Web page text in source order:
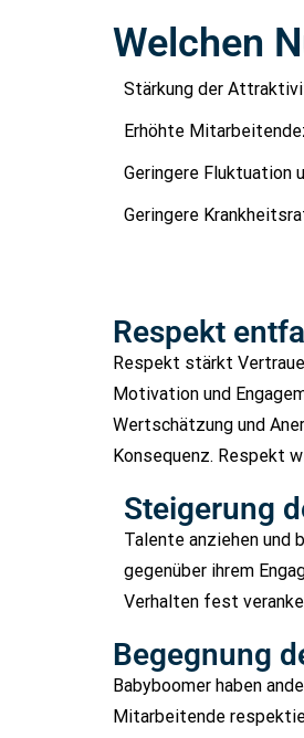
Welchen
Stärkung der
Erhöhte
Geringere Fluktuation
Geringere
Respekt
Respekt stärkt
Motivation und
Wertschätzung und
Konsequenz. Respekt
Steigerung
Talente anziehen und
gegenüber ihrem
Verhalten fest
Begegnung
Babyboomer haben
Mitarbeitende